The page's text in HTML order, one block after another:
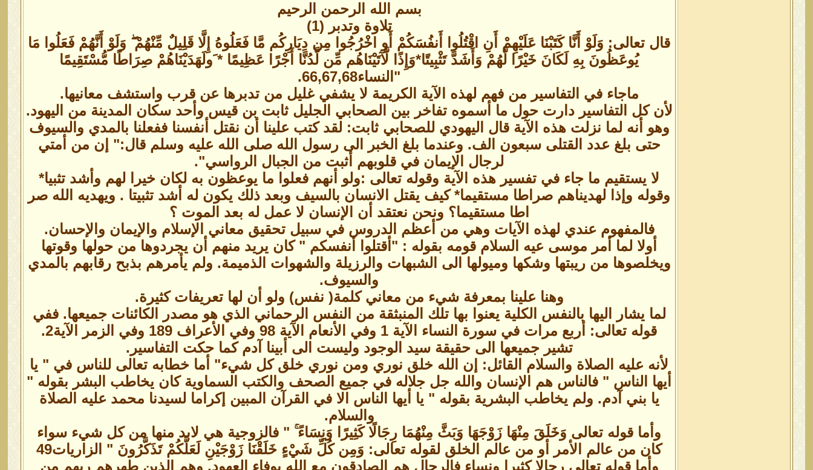
بسم الله الرحمن الرحيم
تلاوة وتدبر (1)
قال تعالى: وَلَوْ أَنَّا كَتَبْنَا عَلَيْهِمْ أَنِ اقْتُلُوا أَنفُسَكُمْ أَوِ اخْرُجُوا مِن دِيَارِكُم مَّا فَعَلُوهُ إِلَّا قَلِيلٌ مِّنْهُمْ ۖ وَلَوْ أَنَّهُمْ فَعَلُوا مَا
يُوعَظُونَ بِهِ لَكَانَ خَيْرًا لَّهُمْ وَأَشَدَّ تَثْبِيتًا*وَإِذًا لَّآتَيْنَاهُم مِّن لَّدُنَّا أَجْرًا عَظِيمًا * َولَهَدَيْنَاهُمْ صِرَاطًا مُّسْتَقِيمًا
"النساء66,67,68.
ماجاء في التفاسير من فهم لهذه الآية الكريمة لا يشفي غليل من تدبرها عن قرب واستشف معانيها.
لأن كل التفاسير دارت حول ما أسموه تفاخر بين الصحابي الجليل ثابت بن قيس وأحد سكان المدينة من اليهود.
وهو أنه لما نزلت هذه الآية قال اليهودي للصحابي ثابت: لقد كتب علينا أن نقتل أنفسنا ففعلنا بالمدي والسيوف
حتى بلغ عدد القتلى سبعون الف. وعندما بلغ الخبر الى رسول الله صلى الله عليه وسلم قال:" إن من أمتي
لرجال الإيمان في قلوبهم أثبت من الجبال الرواسي".
لا يستقيم ما جاء في تفسير هذه الآية وقوله تعالى :ولو أنهم فعلوا ما يوعظون به لكان خيرا لهم وأشد تثبيا*
وقوله وإذا لهديناهم صراطا مستقيما* كيف يقتل الانسان بالسيف وبعد ذلك يكون له أشد تثبيتا . ويهديه الله صر
اطا مستقيما؟ ونحن نعتقد أن الإنسان لا عمل له بعد الموت ؟
فالمفهوم عندي لهذه الآيات وهي من أعظم الدروس في سبيل تحقيق معاني الإسلام والإيمان والإحسان.
أولا لما أمر موسى عيه السلام قومه بقوله : "أقتلوا أنفسكم " كان يريد منهم أن يجردوها من حولها وقوتها
ويخلصوها من ريبتها وشكها وميولها الى الشبهات والرزيلة والشهوات الذميمة. ولم يأمرهم بذبح رقابهم بالمدي
والسيوف.
وهنا علينا بمعرفة شيء من معاني كلمة( نفس) ولو أن لها تعريفات كثيرة.
لما يشار اليها بالنفس الكلية يعنوا بها تلك المنبثقة من النفس الرحماني الذي هو مصدر الكائنات جميعها. ففي
قوله تعالى: أربع مرات في سورة النساء الآية 1 وفي الأنعام الآية 98 وفي الأعراف 189 وفي الزمر الآية2.
تشير جميعها الى حقيقة سيد الوجود وليست الى أبينا آدم كما حكت التفاسير.
لأنه عليه الصلاة والسلام القائل: إن الله خلق نوري ومن نوري خلق كل شيء" أما خطابه تعالى للناس في " يا
أيها الناس " فالناس هم الإنسان والله جل جلاله في جميع الصحف والكتب السماوية كان يخاطب البشر بقوله "
يا بني آدم. ولم يخاطب البشرية بقوله " يا أيها الناس الا في القرآن المبين إكراما لسيدنا محمد عليه الصلاة
والسلام.
وأما قوله تعالى وَخَلَقَ مِنْهَا زَوْجَهَا وَبَثَّ مِنْهُمَا رِجَالًا كَثِيرًا وَنِسَاءً ۚ " فالزوجية هي لابد منها من كل شيء سواء
كان من عالم الأمر أو من عالم الخلق لقوله تعالى: وَمِن كُلِّ شَيْءٍ خَلَقْنَا زَوْجَيْنِ لَعَلَّكُمْ تَذَكَّرُونَ " الزاريات49
وأما قوله تعالى رجالا كثيرا ونساء فالرجال هم الصادقون مع الله بوفاء العهود. وهم الذين طهرهم ربهم من